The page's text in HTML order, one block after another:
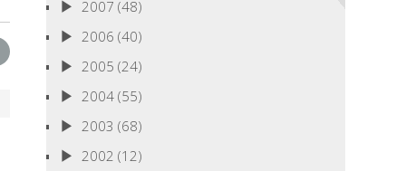
2007 (48)
2006 (40)
2005 (24)
2004(55)
2003 (68)
2002 (12)